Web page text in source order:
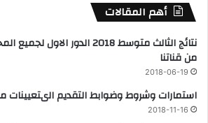
أهم المقالات
نتائج الثالث متوسط 2018 الدور
من قناتنا
2018-06-19
استمارات وشروط وضوابط التقديم الىتعيينات
2018-11-16